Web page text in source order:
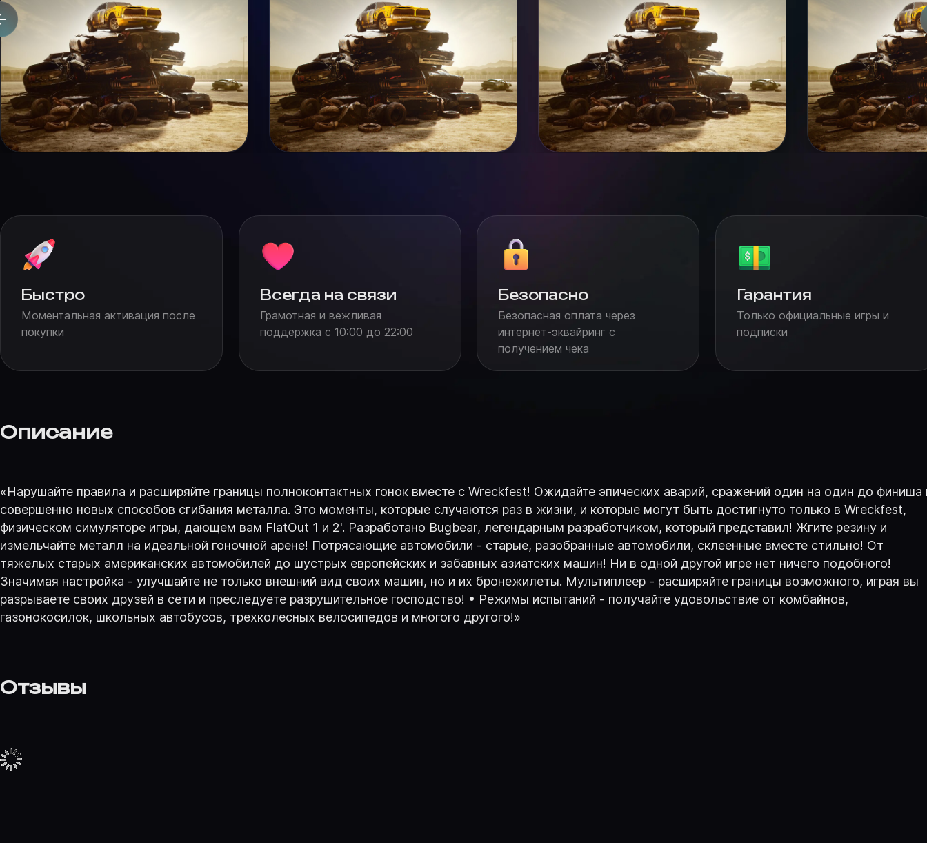
Быстро
Моментальная активация после
покупки
Всегда на связи
Грамотная и вежливая
поддержка с 10:00 до 22:00
Безопасно
Безопасная оплата через
интернет-эквайринг с
получением чека
Гарантия
Только официальные игры и
подписки
Описание
«Нарушайте правила и расширяйте границы полноконтактных гонок вместе с Wreckfest! Ожидайте эпических аварий, сражений один на один до финиша
совершенно новых способов сгибания металла. Это моменты, которые случаются раз в жизни, и которые могут быть достигнуто только в Wreckfest,
физическом симуляторе игры, дающем вам FlatOut 1 и 2'. Разработано Bugbear, легендарным разработчиком, который представил! Жгите резину и
измельчайте металл на идеальной гоночной арене! Потрясающие автомобили - старые, разобранные автомобили, склеенные вместе стильно! От
тяжелых старых американских автомобилей до шустрых европейских и забавных азиатских машин! Ни в одной другой игре нет ничего подобного!
Значимая настройка - улучшайте не только внешний вид своих машин, но и их бронежилеты. Мультиплеер - расширяйте границы возможного, играя вы
разрываете своих друзей в сети и преследуете разрушительное господство! • Режимы испытаний - получайте удовольствие от комбайнов,
газонокосилок, школьных автобусов, трехколесных велосипедов и многого другого!»
Отзывы